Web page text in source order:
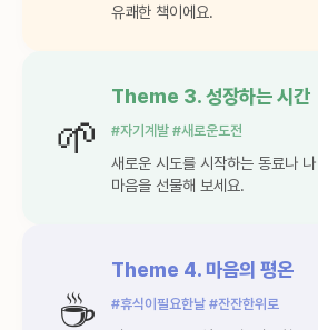
유쾌한 책이에요.
🌱
Theme 3. 성장하는 시간
#자기계발 #새로운도전
새로운 시도를 시작하는 동료나
마음을 선물해 보세요.
☕
Theme 4. 마음의 평온
#휴식이필요한날 #잔잔한위로